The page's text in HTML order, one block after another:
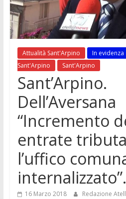
Attualità Sant'Arpino In evidenza
Sant'Arpino
Sant'Arpino
Sant’Arpino.
Dell’Aversana
“Incremento
entrate
l’uffico
internalizzato”.
16 Marzo 2018 Redazione